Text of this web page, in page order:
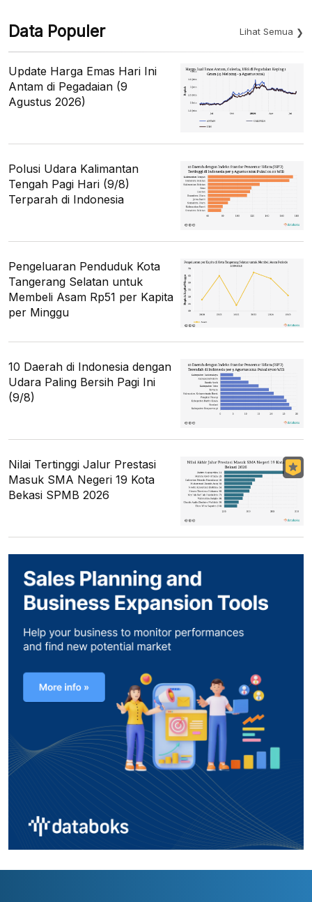
Data Populer Lihat Semua
Update Harga Emas Hari Ini
Antam di Pegadaian (9
Agustus 2026)
Polusi Udara Kalimantan
Tengah Pagi Hari (9/8)
Terparah di Indonesia
Pengeluaran Penduduk Kota
Tangerang Selatan untuk
Membeli Asam Rp51 per Kapita
per Minggu
10 Daerah di Indonesia dengan
Udara Paling Bersih Pagi Ini
(9/8)
Nilai Tertinggi Jalur Prestasi
Masuk SMA Negeri 19 Kota
Bekasi SPMB 2026